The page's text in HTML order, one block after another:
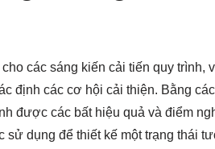
các sáng kiến cải tiến quy trình,
định các cơ hội cải thiện. Bằng
được các bất hiệu quả và điểm
dụng để thiết kế một trạng thái